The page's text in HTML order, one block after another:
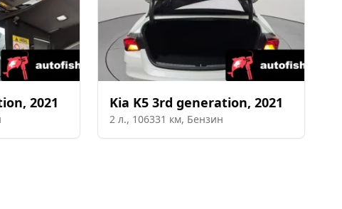
, 2021 Kia K5 3rd generation, 2021
2 л., 106331 км, Бензин